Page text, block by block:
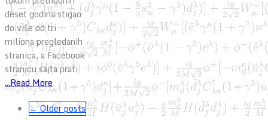
deset godina stigao
do više od tri
miliona pregledanih
stranica, a Facebook
stranicu sajta prati
...Read More
← Older posts